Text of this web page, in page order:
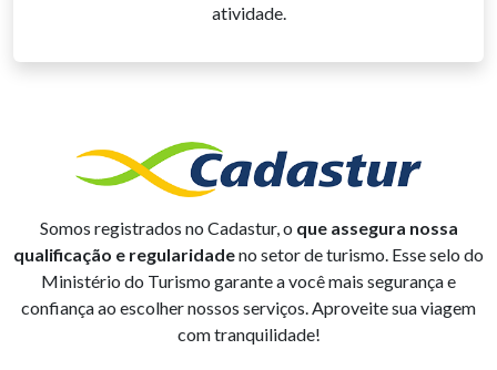
atividade.
Somos registrados no Cadastur, o que assegura nossa
qualificação e regularidadeno setor de turismo. Esse selo do
Ministério do Turismo garante a você mais segurança e
confiança ao escolher nossos serviços. Aproveite sua viagem
com tranquilidade!